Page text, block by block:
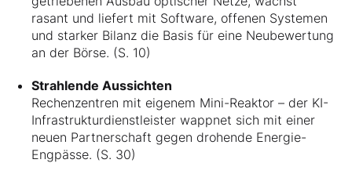
rasant und liefert mit Software, offenen Systemen
und starker Bilanz die Basis für eine Neubewertung
an der Börse. (S. 10)
Strahlende Aussichten
Rechenzentren mit eigenem Mini-Reaktor – der KI-
Infrastrukturdienstleister wappnet sich mit einer
neuen Partnerschaft gegen drohende Energie-
Engpässe. (S. 30)